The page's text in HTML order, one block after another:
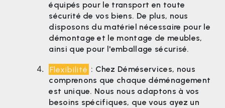
équipés pour le transport en toute
sécurité de vos biens. De plus, nous
disposons du matériel nécessaire pour le
démontage et le montage de meubles,
ainsi que pour l'emballage sécurisé.
Flexibilité : Chez Déméservices, nous
comprenons que chaque déménagement
est unique. Nous nous adaptons à vos
besoins spécifiques, que vous ayez un